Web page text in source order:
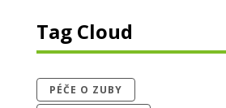
Tag Cloud
PÉČE O ZUBY